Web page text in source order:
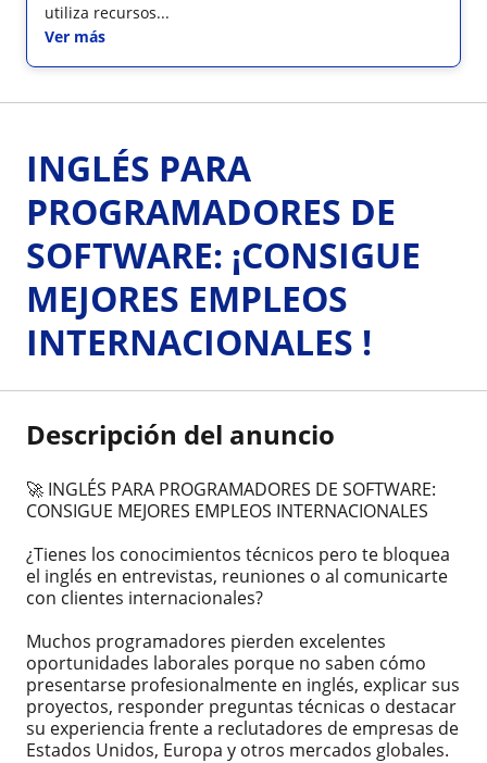
utiliza recursos...
Ver más
INGLÉS PARA
PROGRAMADORES DE
SOFTWARE: ¡CONSIGUE
MEJORES EMPLEOS
INTERNACIONALES !
Descripción del anuncio
🚀 INGLÉS PARA PROGRAMADORES DE SOFTWARE:
CONSIGUE MEJORES EMPLEOS INTERNACIONALES
¿Tienes los conocimientos técnicos pero te bloquea
el inglés en entrevistas, reuniones o al comunicarte
con clientes internacionales?
Muchos programadores pierden excelentes
oportunidades laborales porque no saben cómo
presentarse profesionalmente en inglés, explicar sus
proyectos, responder preguntas técnicas o destacar
su experiencia frente a reclutadores de empresas de
Estados Unidos, Europa y otros mercados globales.